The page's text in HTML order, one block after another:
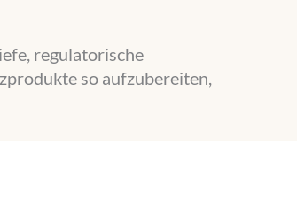
regulatorische
so aufzubereiten,